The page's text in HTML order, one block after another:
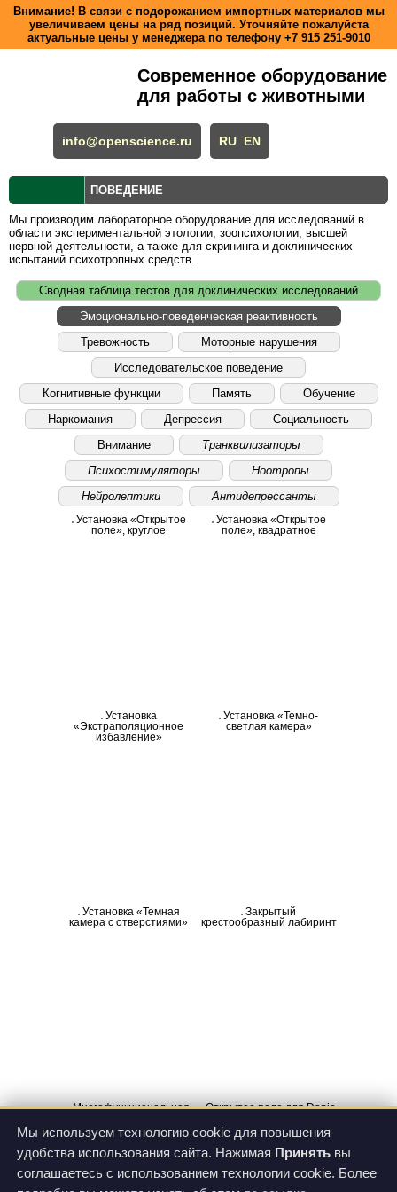
Мы используем технологию cookie для повышения
удобства использования сайта. Нажимая Принять вы
соглашаетесь с использованием технологии cookie. Более
Внимание! В связи с подорожанием импортных материалов мы
увеличиваем цены на ряд позиций. Уточняйте пожалуйста
актуальные цены у менеджера по телефону +7 915 251-9010
Современное оборудование
для работы с животными
info@openscience.ru RU EN
ПОВЕДЕНИЕ
Мы производим лабораторное оборудование для исследований в
области экспериментальной этологии, зоопсихологии, высшей
нервной деятельности, а также для скрининга и доклинических
испытаний психотропных средств.
Сводная таблица тестов для доклинических исследований
Эмоционально-поведенческая реактивность
Тревожность
Моторные нарушения
Исследовательское поведение
Когнитивные функции
Память
Обучение
Наркомания
Депрессия
Социальность
Внимание
Транквилизаторы
Психостимуляторы
Ноотропы
Нейролептики
Антидепрессанты
Установка «Открытое
поле», круглое
Установка «Открытое
поле», квадратное
Установка
«Экстраполяционное
избавление»
Установка «Темно-
светлая камера»
Установка «Темная
камера с отверстиями»
Закрытый
крестообразный лабиринт
Многофункциональная
теста
«Экстраполяционное
избавление»
Открытое поле для Danio